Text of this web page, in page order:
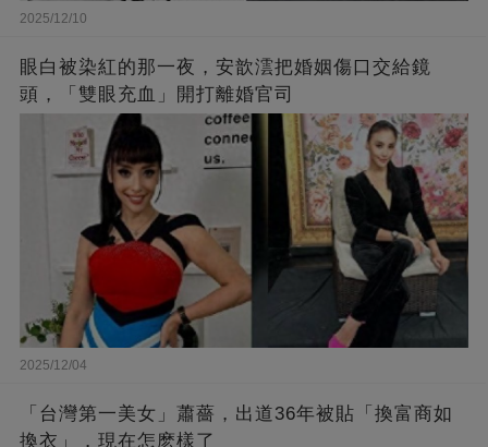
2025/12/10
眼白被染紅的那一夜，安歆澐把婚姻傷口交給鏡
頭，「雙眼充血」開打離婚官司
2025/12/04
「台灣第一美女」蕭薔，出道36年被貼「換富商如
換衣」，現在怎麽樣了